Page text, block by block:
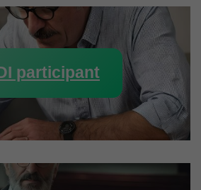
participant